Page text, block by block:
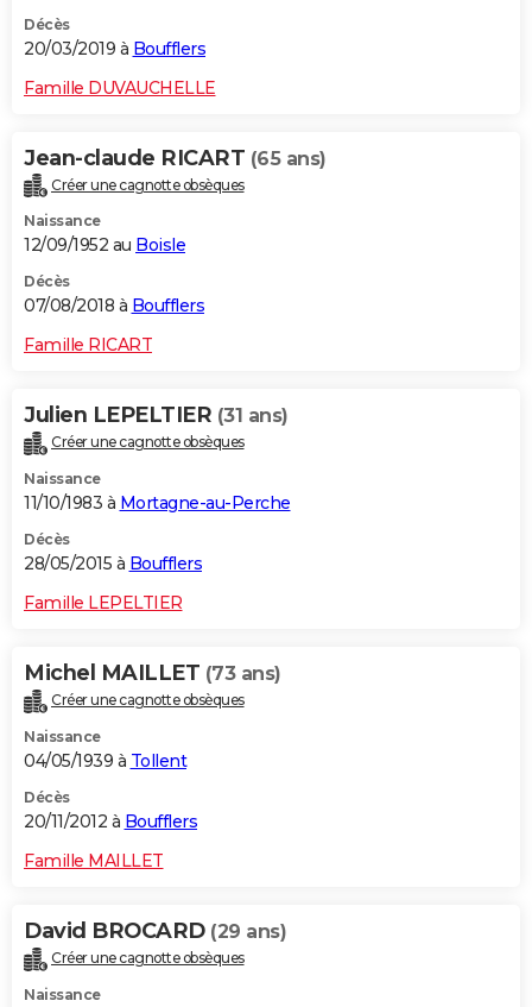
Décès
20/03/2019 à Boufflers
Famille DUVAUCHELLE
Jean-claude RICART (65 ans)
Créer une cagnotte obsèques
Naissance
12/09/1952 au Boisle
Décès
07/08/2018 à Boufflers
Famille RICART
Julien LEPELTIER (31 ans)
Créer une cagnotte obsèques
Naissance
11/10/1983 à Mortagne-au-Perche
Décès
28/05/2015 à Boufflers
Famille LEPELTIER
Michel MAILLET (73 ans)
Créer une cagnotte obsèques
Naissance
04/05/1939 à Tollent
Décès
20/11/2012 à Boufflers
Famille MAILLET
David BROCARD (29 ans)
Créer une cagnotte obsèques
Naissance